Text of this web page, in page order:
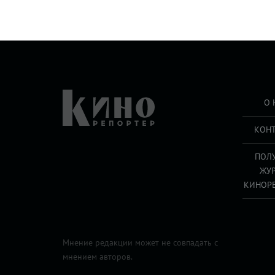
О
Мнение редакции может не совпадать с
мнением авторов.